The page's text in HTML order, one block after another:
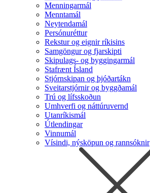
Menningarmál
Menntamál
Neytendamál
Persónuréttur
Rekstur og eignir ríkisins
Samgöngur og fjarskipti
Skipulags- og byggingarmál
Stafrænt Ísland
Stjórnskipan og þjóðartákn
Sveitarstjórnir og byggðamál
Trú og lífsskoðun
Umhverfi og náttúruvernd
Utanríkismál
Útlendingar
Vinnumál
Vísindi, nýsköpun og rannsóknir